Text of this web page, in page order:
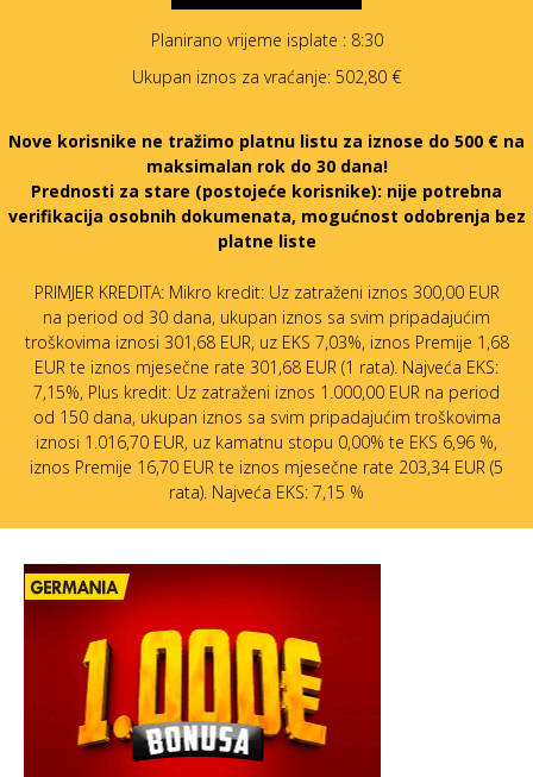
Planirano vrijeme isplate : 8:30
Ukupan iznos za vraćanje: 502,80 €
Nove korisnike ne tražimo platnu listu za iznose do 500 € na
maksimalan rok do 30 dana!
Prednosti za stare (postojeće korisnike): nije potrebna
verifikacija osobnih dokumenata, mogućnost odobrenja bez
platne liste
PRIMJER KREDITA: Mikro kredit: Uz zatraženi iznos 300,00 EUR
na period od 30 dana, ukupan iznos sa svim pripadajućim
troškovima iznosi 301,68 EUR, uz EKS 7,03%, iznos Premije 1,68
EUR te iznos mjesečne rate 301,68 EUR (1 rata). Najveća EKS:
7,15%, Plus kredit: Uz zatraženi iznos 1.000,00 EUR na period
od 150 dana, ukupan iznos sa svim pripadajućim troškovima
iznosi 1.016,70 EUR, uz kamatnu stopu 0,00% te EKS 6,96 %,
iznos Premije 16,70 EUR te iznos mjesečne rate 203,34 EUR (5
rata). Najveća EKS: 7,15 %